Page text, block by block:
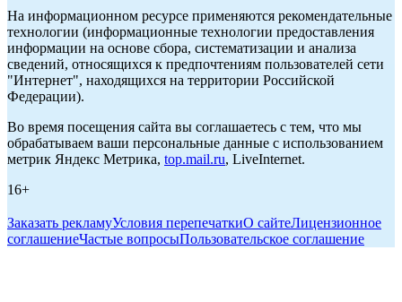
На информационном ресурсе применяются рекомендательные
технологии (информационные технологии предоставления
информации на основе сбора, систематизации и анализа
сведений, относящихся к предпочтениям пользователей сети
"Интернет", находящихся на территории Российской
Федерации).
Во время посещения сайта вы соглашаетесь с тем, что мы
обрабатываем ваши персональные данные с использованием
метрик Яндекс Метрика, top.mail.ru, LiveInternet.
16+
Заказать рекламуУсловия перепечаткиО сайтеЛицензионное
соглашениеЧастые вопросыПользовательское соглашение